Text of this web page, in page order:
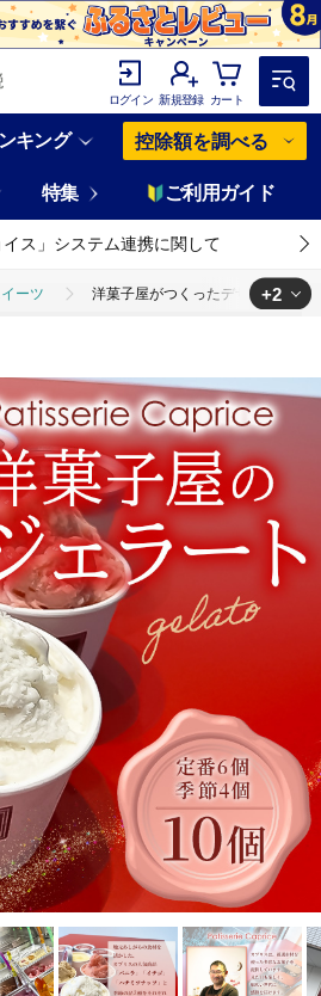
ログイン 新規登録 カート
キング 控除額を調べる
特集 ご利用ガイド
イス」システム連携に関して
ーツ 洋菓子屋がつくったデザート系ジ
アイスクリーム 洋菓子屋がつくったデザ
+2